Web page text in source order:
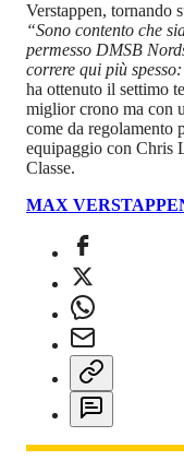
Verstappen, tornando
“Sono contento che
permesso DMSB
correre qui più
ha ottenuto il settimo
miglior crono ma con
come da regolamento
equipaggio con Chris
Classe.
MAX